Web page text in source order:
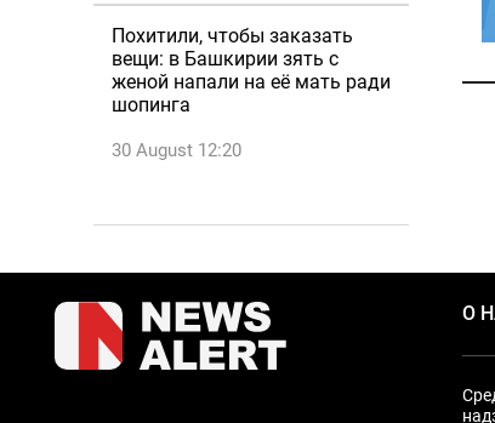
Похитили, чтобы заказать
вещи: в Башкирии зять с
женой напали на её мать ради
шопинга
30 August 12:20
О